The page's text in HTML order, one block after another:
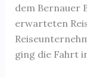
dem Bernauer
erwarteten
ging die Fahrt